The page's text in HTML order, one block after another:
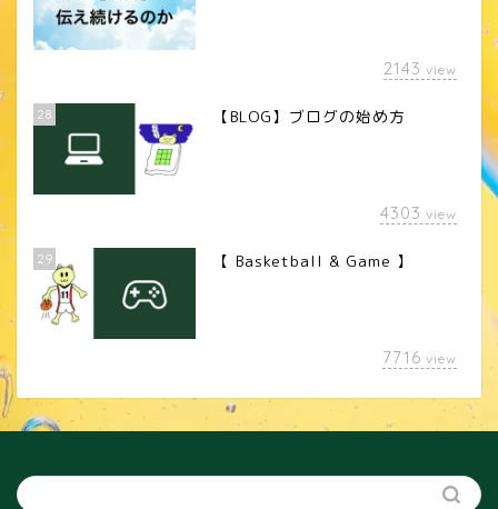
2143 view
28 【BLOG】ブログの始め方
4303 view
29 【 Basketball & Game 】
7716 view
カメラレンズ
YouTube